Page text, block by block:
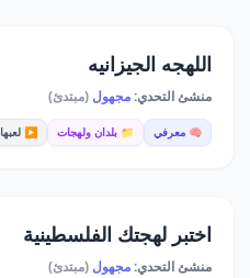
اللهجه الجيزانيه
منشئ التحدي:مجهول (مبتدئ)
🧠 معرفي 📁 بلدان ولهجات ▶️ لعبها 2,160
اختبر لهجتك الفلسطينية
منشئ التحدي:مجهول (مبتدئ)